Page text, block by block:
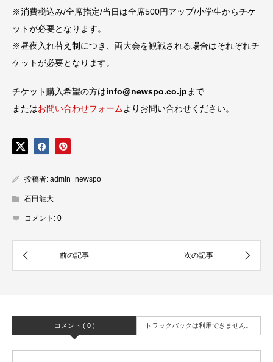
※消費税込み/全席指定/当日は全席500円アップ/小学生からチケ
ットが必要となります。
※昼夜入れ替え制につき、両大会を観戦される場合はそれぞれチ
ケットが必要となります。
チケット購入希望の方はinfo@newspo.co.jp まで
またはお問い合わせフォームよりお問い合わせください。
投稿者: admin_newspo
石田龍大
コメント: 0
コメント ( 0 ) トラックバックは利用できません。